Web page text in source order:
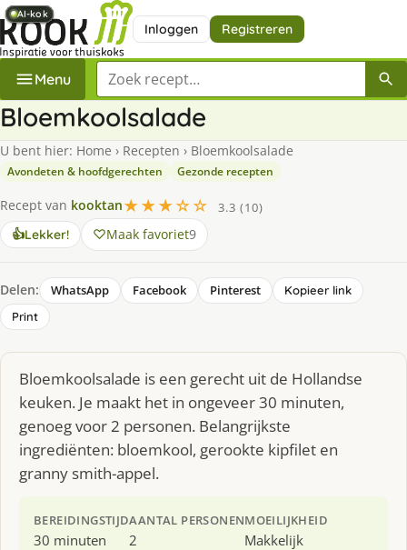
Inloggen Registreren
Menu Zoek een recept
Bloemkoolsalade
U bent hier: Home › Recepten › Bloemkoolsalade
Avondeten & hoofdgerechten Gezonde recepten
Recept van kooktan★★★☆☆
3.3 (10)
👍Lekker! Maak favoriet9
Delen: WhatsApp Facebook Pinterest
Kopieer link
Print
Bloemkoolsalade is een gerecht uit de Hollandse
keuken. Je maakt het in ongeveer 30 minuten,
genoeg voor 2 personen. Belangrijkste
ingrediënten: bloemkool, gerookte kipfilet en
granny smith-appel.
BEREIDINGSTIJD
30 minuten
AANTAL PERSONEN
2
MOEILIJKHEID
Makkelijk
AI-kok
AI-kok
AI-kok
AI-kok
AI-kok
AI-kok